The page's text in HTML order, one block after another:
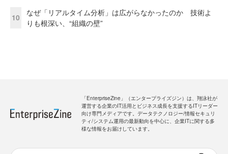
10
なぜ「リアルタイム分析」は広がらなかったのか 技術よ
りも根深い、“組織の壁”
「EnterpriseZine」（エンタープライズジン）は、翔泳社が
運営する企業のIT活用とビジネス成長を支援するITリーダー
向け専門メディアです。データテクノロジー/情報セキュリ
ティ/システム運用の最新動向を中心に、企業ITに関する多
様な情報をお届けしています。